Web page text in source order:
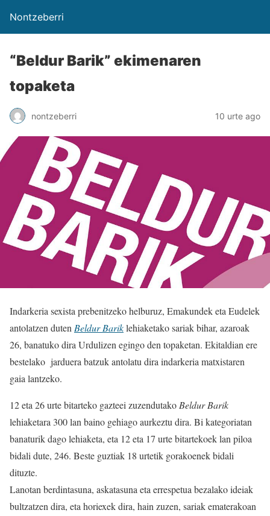
Nontzeberri
“Beldur Barik” ekimenaren
topaketa
nontzeberri 10 urte ago
Indarkeria sexista prebenitzeko helburuz, Emakundek eta Eudelek
antolatzen dutenBeldur Bariklehiaketako sariak bihar, azaroak
26, banatuko dira Urdulizen egingo den topaketan. Ekitaldian ere
bestelako jarduera batzuk antolatu dira indarkeria matxistaren
gaia lantzeko.
12 eta 26 urte bitarteko gazteei zuzendutakoBeldur Barik
lehiaketara 300 lan baino gehiago aurkeztu dira. Bi kategoriatan
banaturik dago lehiaketa, eta 12 eta 17 urte bitartekoek lan piloa
bidali dute, 246. Beste guztiak 18 urtetik gorakoenek bidali
dituzte.
Lanotan berdintasuna, askatasuna eta errespetua bezalako ideiak
bultzatzen dira, eta horiexek dira, hain zuzen, sariak ematerakoan